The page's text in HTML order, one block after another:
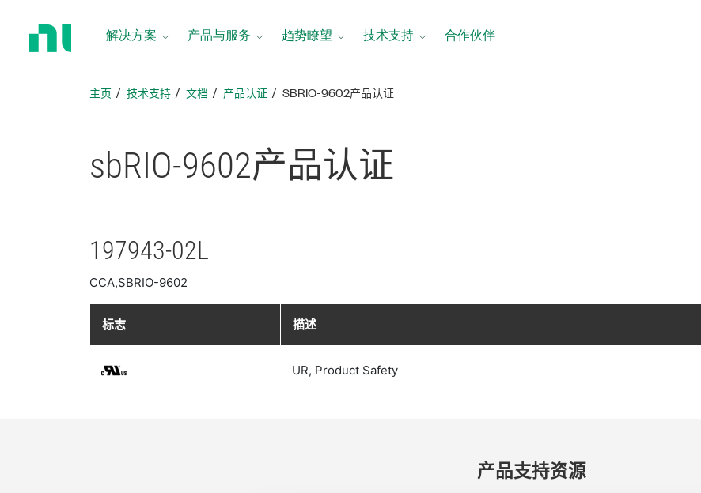
解决方案 产品与服务 趋势瞭望 技术支持 合作伙伴
主页 技术支持 文档 产品认证 SBRIO-9602产品认证
sbRIO-9602产品认证
197943-02L
CCA,SBRIO-9602
标志 描述
UR, Product Safety
产品​支持​资源